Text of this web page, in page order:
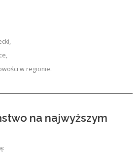
w regionie.
na najwyższym